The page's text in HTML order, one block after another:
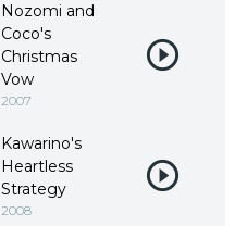
Nozomi and
Coco's
Christmas
Vow
2007
Kawarino's
Heartless
Strategy
2008